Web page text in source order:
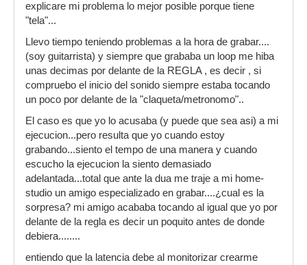
explicare mi problema lo mejor posible porque tiene
"tela"...
Llevo tiempo teniendo problemas a la hora de grabar....
(soy guitarrista) y siempre que grababa un loop me hiba
unas decimas por delante de la REGLA , es decir , si
compruebo el inicio del sonido siempre estaba tocando
un poco por delante de la "claqueta/metronomo"..
El caso es que yo lo acusaba (y puede que sea asi) a mi
ejecucion...pero resulta que yo cuando estoy
grabando...siento el tempo de una manera y cuando
escucho la ejecucion la siento demasiado
adelantada...total que ante la dua me traje a mi home-
studio un amigo especializado en grabar....¿cual es la
sorpresa? mi amigo acababa tocando al igual que yo por
delante de la regla es decir un poquito antes de donde
debiera........
entiendo que la latencia debe al monitorizar crearme